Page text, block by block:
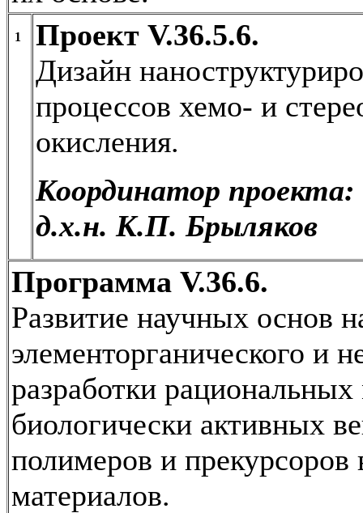
1
Проект V.36.5.6.
Дизайн
процессов хемо- и
окисления.
Координатор проекта:
д.х.н. К.П. Брыляков
Программа V.36.6.
Развитие научных основ
элементорганического и
разработки
биологически активных
полимеров и
материалов.